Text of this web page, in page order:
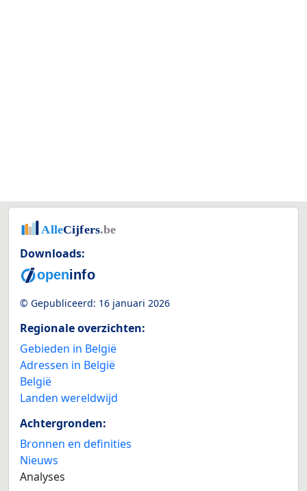
Downloads:
© Gepubliceerd: 16 januari 2026
Regionale overzichten:
Gebieden in België
Adressen in België
België
Landen wereldwijd
Achtergronden:
Bronnen en definities
Nieuws
Analyses